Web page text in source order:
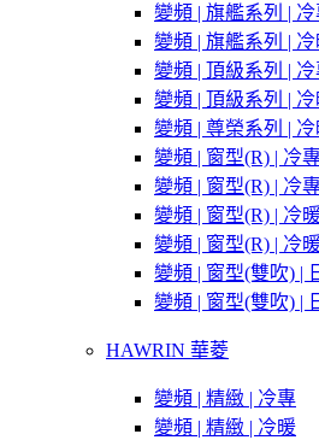
變頻 | 旗艦系列 |
變頻 | 旗艦系列 |
變頻 | 頂級系列 |
變頻 | 頂級系列 |
變頻 | 尊榮系列 |
變頻 | 窗型(R) | 冷
變頻 | 窗型(R) | 冷
變頻 | 窗型(R) | 冷
變頻 | 窗型(R) | 冷
變頻 | 窗型(雙吹) |
變頻 | 窗型(雙吹) |
HAWRIN 華菱
變頻 | 精緻 | 冷專
變頻 | 精緻 | 冷暖